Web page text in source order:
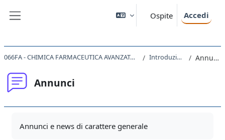
Ospite Accedi
066FA - CHIMICA FARMACEUTICA AVANZATA 2021 Introduzione Annunci
Annunci
Annunci e news di carattere generale